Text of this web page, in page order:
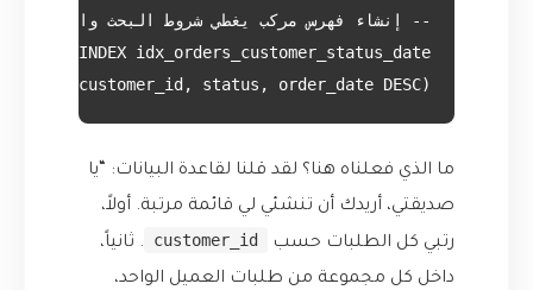
orders (customer_id, status, order_date DESC);
ما الذي فعلناه هنا؟ لقد قلنا لقاعدة البيانات: “يا
صديقتي، أريدك أن تنشئي لي قائمة مرتبة. أولاً،
رتبي كل الطلبات حسب
customer_id
. ثانياً،
داخل كل مجموعة من طلبات العميل الواحد،